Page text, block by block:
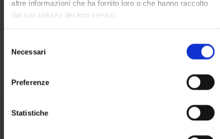
altre informazioni che ha fornito loro o che hanno raccolto
dal suo utilizzo dei loro servizi.
delNecessari
Preferenze
Statistiche
Ciò che apprezziamo maggiormente è il loro
si limitano a fornire consulenza, ma